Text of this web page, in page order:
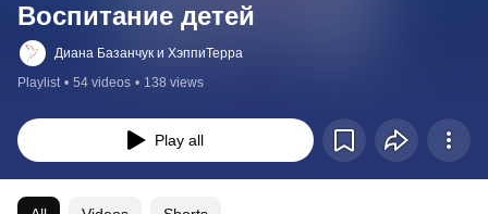
Воспитание детей
Диана Базанчук и ХэппиТерра
Playlist • 54 videos • 138 views
Play all